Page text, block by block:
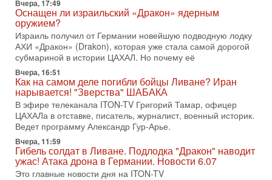
меняли политический ландшафт Израиля. Достаточно
вспомнить взлет партии «Исраэль ба-алия», когда
31-07-2026, 17:00
Тайны закрытых дверей: о чём на самом деле
молчат Трамп и Нетаньяху?
Недавний визит премьер-министра Израиля Биньямина
Нетаньяху в США и его встреча с Дональдом Трампом
оставили больше вопросов, чем ответов. Полная
31-07-2026, 15:18
Иран готовит покушение на Нетаниягу! Трамп не
хочет эскалации, но КСИР готовит взрыв!
В эфире телеканала ITON-TV СЕРГЕЙ МИГДАЛЬ, эксперт
по вопросам безопасности, офицер запаса
Международного управления полиции Израиля, автор
Вчера, 17:49
Оснащен ли израильский «Дракон» ядерным
оружием?
Израиль получил от Германии новейшую подводную лодку
АХИ «Дракон» (Drakon), которая уже стала самой дорогой
субмариной в истории ЦАХАЛ. Но почему её
Вчера, 16:51
Как на самом деле погибли бойцы Ливане? Иран
нарывается! "Зверства" ШАБАКА
В эфире телеканала ITON-TV Григорий Тамар, офицер
ЦАХАЛа в отставке, писатель, журналист, военный историк.
Ведет программу Александр Гур-Арье.
Вчера, 11:59
Гибель солдат в Ливане. Подлодка "Дракон" наводит
ужас! Атака дрона в Германии. Новости 6.07
Это главные новости дня на ITON-TV